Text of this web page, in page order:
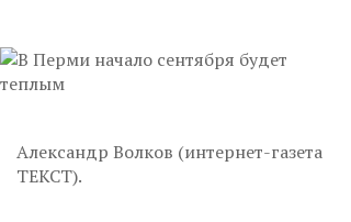
Александр Волков (интернет-газета
ТЕКСТ).